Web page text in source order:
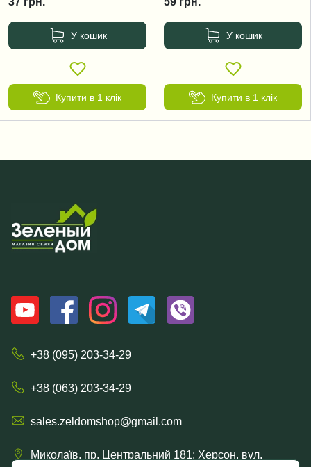
У кошик
Купити в 1 клік
У кошик
Купити в 1 клік
+38 (095) 203-34-29
+38 (063) 203-34-29
sales.zeldomshop@gmail.com
Миколаїв, пр. Центральний 181; Херсон, вул.